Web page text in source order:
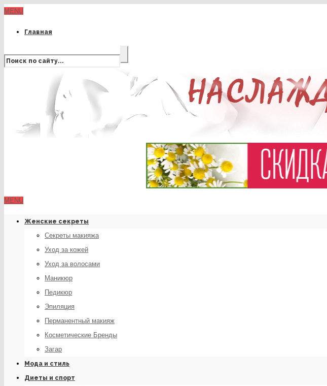
MENU
Главная
MENU
Женские секреты
Секреты макияжа
Уход за кожей
Уход за волосами
Маникюр
Педикюр
Эпиляция
Перманентный макияж
Косметические Бренды
Загар
Мода и стиль
Диеты и спорт